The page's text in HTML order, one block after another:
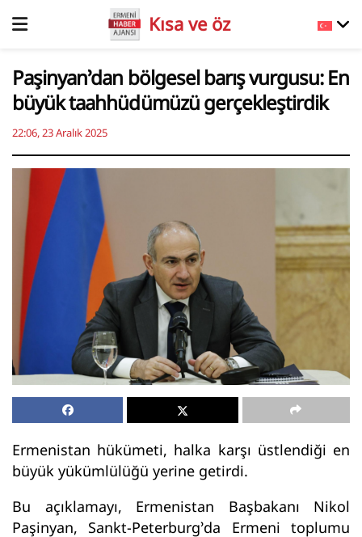
Kısa ve öz
Paşinyan’dan bölgesel barış vurgusu: En
büyük taahhüdümüzü gerçekleştirdik
22:06, 23 Aralık 2025
Ermenistan hükümeti, halka karşı üstlendiği en
büyük yükümlülüğü yerine getirdi.
Bu açıklamayı, Ermenistan Başbakanı Nikol
Paşinyan, Sankt-Peterburg’da Ermeni toplumu